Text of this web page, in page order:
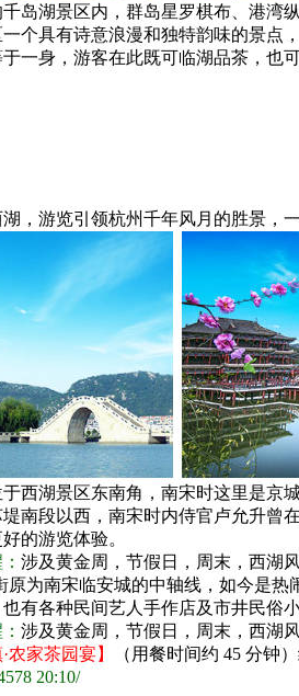
岛湖景区内，群岛星罗棋布、港湾
个具有诗意浪漫和独特韵味的景点
一身，游客在此既可临湖品茶，也
，游览引领杭州千年风月的胜景，
西湖景区东南角，南宋时这里是京
南段以西，南宋时内侍官卢允升曾
的游览体验。
涉及黄金周，节假日，周末，西湖
原为南宋临安城的中轴线，如今是
有各种民间艺人手作店及市井民俗
涉及黄金周，节假日，周末，西湖
农家茶园宴】
（用餐时间约 45 分钟
20:10/